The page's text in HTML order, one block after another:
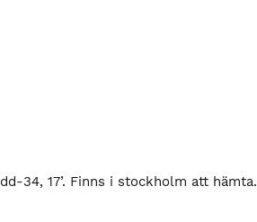
34, 17’. Finns i stockholm att hämta.